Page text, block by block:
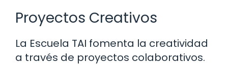
Proyectos Creativos
La Escuela TAI fomenta la creatividad
a través de proyectos colaborativos.